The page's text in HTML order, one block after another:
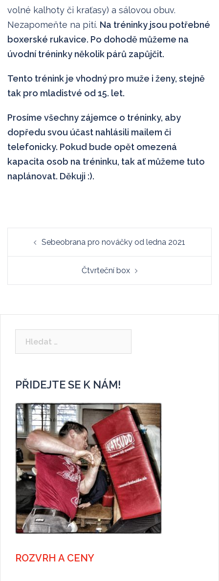
volné kalhoty či kraťasy) a sálovou obuv.
Nezapomeňte na pití. Na tréninky jsou potřebné
boxerské rukavice. Po dohodě můžeme na
úvodní tréninky několik párů zapůjčit.
Tento trénink je vhodný pro muže i ženy, stejně
tak pro mladistvé od 15. let.
Prosíme všechny zájemce o tréninky, aby
dopředu svou účast nahlásili mailem či
telefonicky. Pokud bude opět omezená
kapacita osob na tréninku, tak ať můžeme tuto
naplánovat. Děkuji :).
navigation
Sebeobrana pro nováčky od ledna 2021
Čtvrteční box
PŘIDEJTE SE K NÁM!
ROZVRH A CENY